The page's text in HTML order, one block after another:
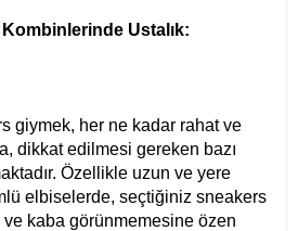
Ustalık:
giymek, her ne kadar rahat ve
dikkat edilmesi gereken bazı
Özellikle uzun ve yere
elbiselerde, seçtiğiniz sneakers
kaba görünmemesine özen